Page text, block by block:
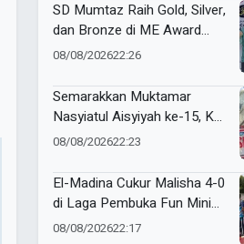
SD Mumtaz Raih Gold, Silver,
dan Bronze di ME Award
2026
08/08/202622:26
Semarakkan Muktamar
Nasyiatul Aisyiyah ke-15, KL
Lazismu NA Jawa Timur
Spot Foto Cermin Cembung
Kekinian
08/08/202622:23
El-Madina Cukur Malisha 4-0
di Laga Pembuka Fun Mini
Soccer 4 Dasawarsa Al-
08/08/202622:17